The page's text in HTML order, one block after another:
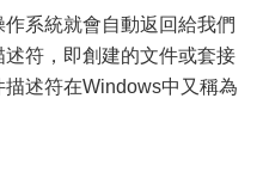
系統就會自動返回給我們
符，即創建的文件或套接
述符在Windows中又稱為